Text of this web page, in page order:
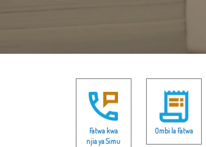
Fatwa kwa
njia ya Simu
Ombi la Fatwa